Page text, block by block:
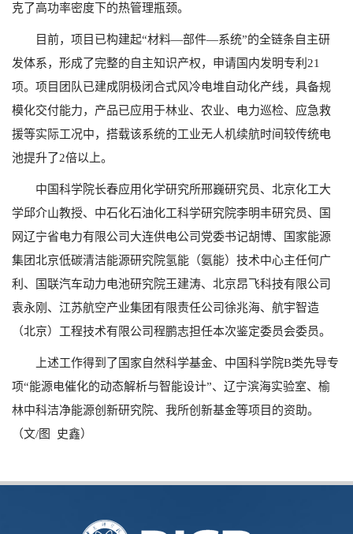
克了高功率密度下的热管理瓶颈。
目前，项目已构建起“材料—部件—系统”的全链条自主研
发体系，形成了完整的自主知识产权，申请国内发明专利 21
项。项目团队已建成阴极闭合式风冷电堆自动化产线，具备规
模化交付能力，产品已应用于林业、农业、电力巡检、应急救
援等实际工况中，搭载该系统的工业无人机续航时间较传统电
池提升了2倍以上。
中国科学院长春应用化学研究所邢巍研究员、北京化工大
学邱介山教授、中石化石油化工科学研究院李明丰研究员、国
网辽宁省电力有限公司大连供电公司党委书记胡博、国家能源
集团北京低碳清洁能源研究院氢能（氨能）技术中心主任何广
利、国联汽车动力电池研究院王建涛、北京昂飞科技有限公司
袁永刚、江苏航空产业集团有限责任公司徐兆海、航宇智造
（北京）工程技术有限公司程鹏志担任本次鉴定委员会委员。
上述工作得到了国家自然科学基金、中国科学院B类先导专
项“能源电催化的动态解析与智能设计”、辽宁滨海实验室、榆
林中科洁净能源创新研究院、我所创新基金等项目的资助。
（文/图 史鑫）